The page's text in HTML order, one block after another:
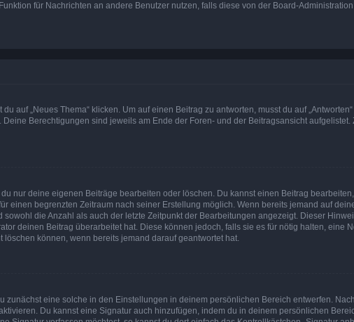
für Nachrichten an andere Benutzer nutzen, falls diese von der Board-
auf „Neues Thema“ klicken. Um auf einen Beitrag zu antworten, musst du auf
Berechtigungen sind jeweils am Ende der Foren- und der Beitragsansicht aufgelistet.
nur deine eigenen Beiträge bearbeiten oder löschen. Du kannst einen Beitrag
einen begrenzten Zeitraum nach seiner Erstellung möglich. Wenn bereits jemand auf
die Anzahl als auch der letzte Zeitpunkt der Bearbeitungen angezeigt. Dieser
deinen Beitrag überarbeitet hat. Diese können jedoch, falls sie es für nötig halten, eine
können, wenn bereits jemand darauf geantwortet hat.
zunächst eine solche in den Einstellungen in deinem persönlichen Bereich entwerfen.
Du kannst eine Signatur auch hinzufügen, indem du in deinem persönlichen